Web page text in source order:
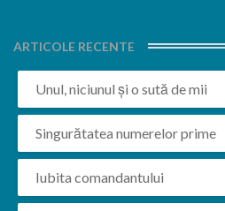
ARTICOLE RECENTE
Unul, niciunul și o sută de mii
Singurătatea numerelor prime
Iubita comandantului